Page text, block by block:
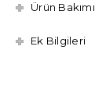
Ürün Bakımı
Ek Bilgileri